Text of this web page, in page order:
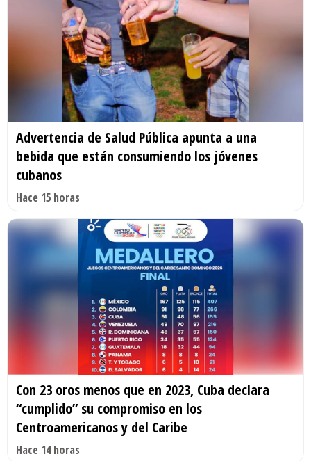
Advertencia de Salud Pública apunta a una
bebida que están consumiendo los jóvenes
cubanos
Hace 15 horas
Con 23 oros menos que en 2023, Cuba declara
“cumplido” su compromiso en los
Centroamericanos y del Caribe
Hace 14 horas